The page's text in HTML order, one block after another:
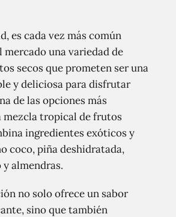
es cada vez más común
mercado una variedad de
secos que prometen ser una
y deliciosa para disfrutar
de las opciones más
mezcla tropical de frutos
ingredientes exóticos y
coco, piña deshidratada,
y almendras.
no solo ofrece un sabor
sino que también